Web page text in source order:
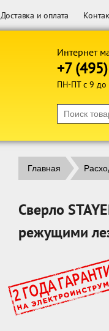
Доставка и оплата
Интернет
+7
ПН-ПТ с 9 до
Главная
Сверло
режущими